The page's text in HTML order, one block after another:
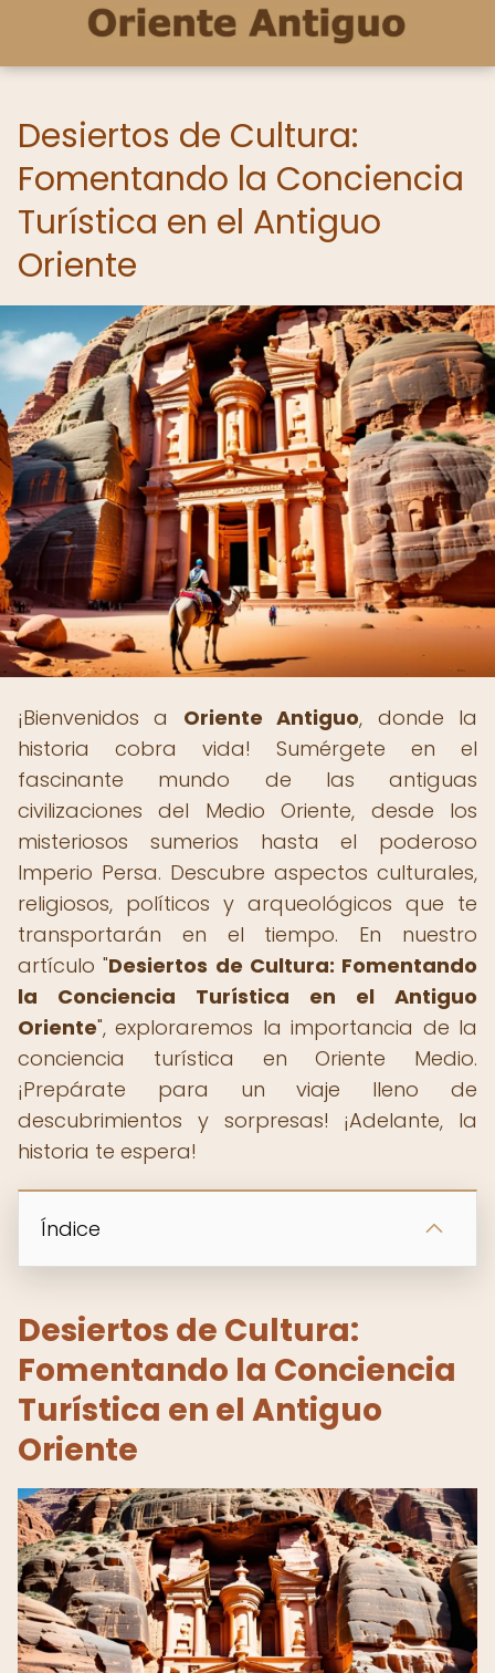
Desiertos de Cultura:
Fomentando la Conciencia
Turística en el Antiguo
Oriente
¡Bienvenidos a Oriente Antiguo, donde la
historia cobra vida! Sumérgete en el
fascinante mundo de las antiguas
civilizaciones del Medio Oriente, desde los
misteriosos sumerios hasta el poderoso
Imperio Persa. Descubre aspectos culturales,
religiosos, políticos y arqueológicos que te
transportarán en el tiempo. En nuestro
artículo "Desiertos de Cultura: Fomentando
la Conciencia Turística en el Antiguo
Oriente", exploraremos la importancia de la
conciencia turística en Oriente Medio.
¡Prepárate para un viaje lleno de
descubrimientos y sorpresas! ¡Adelante, la
historia te espera! ️
Índice
Desiertos de Cultura:
Fomentando la Conciencia
Turística en el Antiguo
Oriente